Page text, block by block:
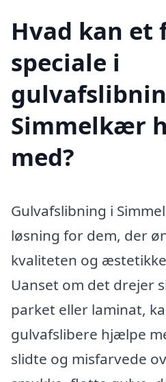
Hvad kan et
speciale i
Simmelkær
med?
Gulvafslibning i
løsning for dem, der
kvaliteten og
Uanset om det drejer
parket eller laminat,
gulvafslibere hjælpe
slidte og misfarvede